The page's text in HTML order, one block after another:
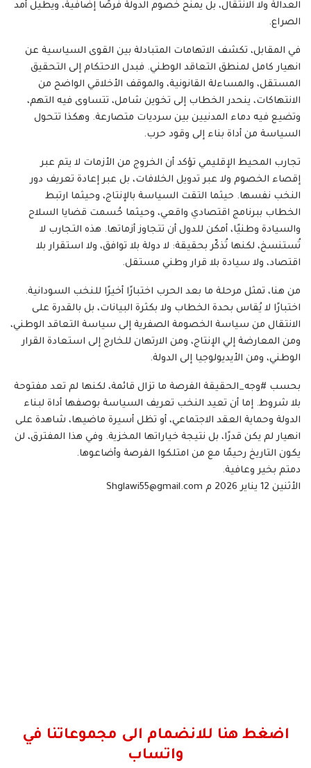
العدالة ولا الانتقال، بل يمنح خصوم الدولة فرصًا إضافية، ويطيل أمد
الصراع.
في المقابل، تكشف الاتهامات المتبادلة بين القوى السياسية عن
انهيار كامل لمنطق التعاقد الوطني. فبدل الاحتكام إلى التحقيق
المستقل، والمساءلة القانونية، والموقف الأخلاقي الواضح من
الانتهاكات، ينحدر الخطاب إلى تخوين شامل، تتساوى فيه التهم،
وتضيع فيه دماء المدنيين بين سرديات متصارعة. وهكذا تتحول
السياسة من أداة بناء إلى وقود حرب.
تجارب المحيط الإقليمي تؤكد أن الخروج من الأزمات لا يتم عبر
إقصاء الخصوم ولا عبر تدويل الخلافات، بل عبر إعادة تعريف دور
النخب نفسها. حيثما التقت السياسة بالإنتاج، وحيثما ارتبط
الخطاب ببرنامج اقتصادي واقعي، وحيثما حُسمت قضايا السلاح
والسيادة وطنيًا، أمكن للدول أن تتجاوز أزماتها. هذه التجارب لا
تُستنسخ، لكنها تُذكّر بحقيقة: لا دولة بلا توافق، ولا استقرار بلا
اقتصاد، ولا سيادة بلا قرار وطني مستقل.
من هنا، تمثل مرحلة ما بعد الحرب اختبارًا أخيرًا للنخب السودانية.
اختبارًا لا يُقاس بحدة الخطاب ولا بكثرة البيانات، بل بالقدرة على
الانتقال من سياسة الخصومة الصفرية إلى سياسة التعاقد الوطني،
ومن المعارضة إلي الإنتاج، ومن الارتهان للخارج إلى استعادة القرار
الوطني، ومن الأيديولوجيا إلى الدولة.
بحسب #وجه_الحقيقة الفرصة ما تزال قائمة، لكنها لم تعد مفتوحة
بلا شروط. إما أن تعيد النخب تعريف السياسة بوصفها أداة لبناء
الدولة وحماية العقد الاجتماعي، أو تظل أسيرة ماضيها، شاهدة على
انهيار لم يكن قدرًا، بل نتيجة خياراتها المخزية. وفي هذا المفترق، لن
يكون التاريخ رحيمًا مع من امتلكوا الفرصة وأضاعوها.
دمتم بخير وعافية.
الأثنين 12 يناير 2026 م Shglawi55@gmail.com
اضغط هنا للانضمام الى مجموعاتنا في
واتساب